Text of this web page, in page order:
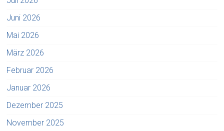
Juni 2026
Mai 2026
März 2026
Februar 2026
Januar 2026
Dezember 2025
November 2025